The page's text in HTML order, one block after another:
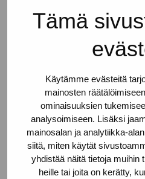
Tämä
Käytämme evästeitä
mainosten
ominaisuuksien
analysoimiseen. Lisäksi
mainosalan ja analytiikka-
siitä, miten käytät
yhdistää näitä tietoja muihin
heille tai joita on kerätty,
Service centres
Urho Kekkosen katu 4-6 B,
+358 (0)40 650 3705
Tampere